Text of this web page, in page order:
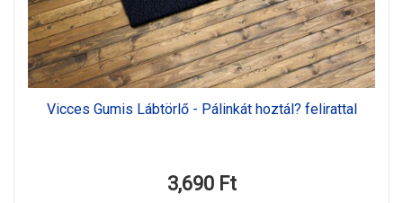
Vicces Gumis Lábtörlő - Pálinkát hoztál? felirattal
3,690 Ft